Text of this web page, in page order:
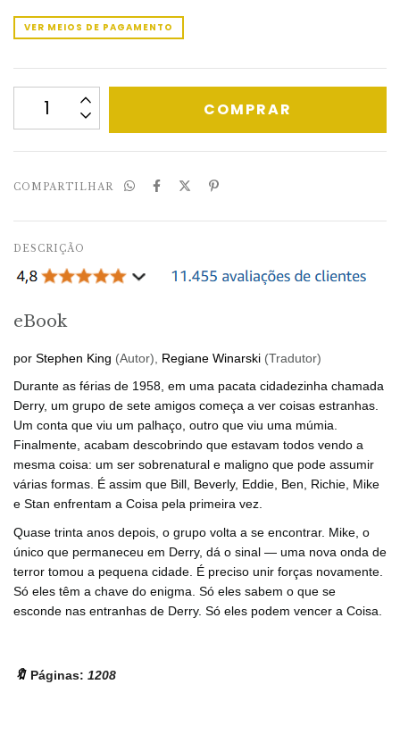
VER MEIOS DE PAGAMENTO
COMPARTILHAR
DESCRIÇÃO
eBook
por Stephen King (Autor), Regiane Winarski (Tradutor)
Durante as férias de 1958, em uma pacata cidadezinha chamada
Derry, um grupo de sete amigos começa a ver coisas estranhas.
Um conta que viu um palhaço, outro que viu uma múmia.
Finalmente, acabam descobrindo que estavam todos vendo a
mesma coisa: um ser sobrenatural e maligno que pode assumir
várias formas. É assim que Bill, Beverly, Eddie, Ben, Richie, Mike
e Stan enfrentam a Coisa pela primeira vez.
Quase trinta anos depois, o grupo volta a se encontrar. Mike, o
único que permaneceu em Derry, dá o sinal ― uma nova onda de
terror tomou a pequena cidade. É preciso unir forças novamente.
Só eles têm a chave do enigma. Só eles sabem o que se
esconde nas entranhas de Derry. Só eles podem vencer a Coisa.
🔖 Páginas: 1208